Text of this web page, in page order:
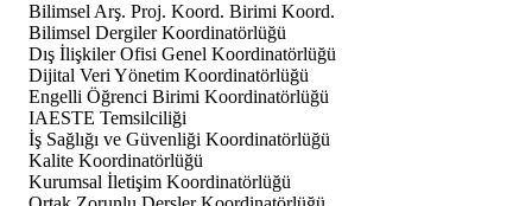
Bilimsel Arş. Proj. Koord. Birimi Koord.
Bilimsel Dergiler Koordinatörlüğü
Dış İlişkiler Ofisi Genel Koordinatörlüğü
Dijital Veri Yönetim Koordinatörlüğü
Engelli Öğrenci Birimi Koordinatörlüğü
IAESTE Temsilciliği
İş Sağlığı ve Güvenliği Koordinatörlüğü
Kalite Koordinatörlüğü
Kurumsal İletişim Koordinatörlüğü